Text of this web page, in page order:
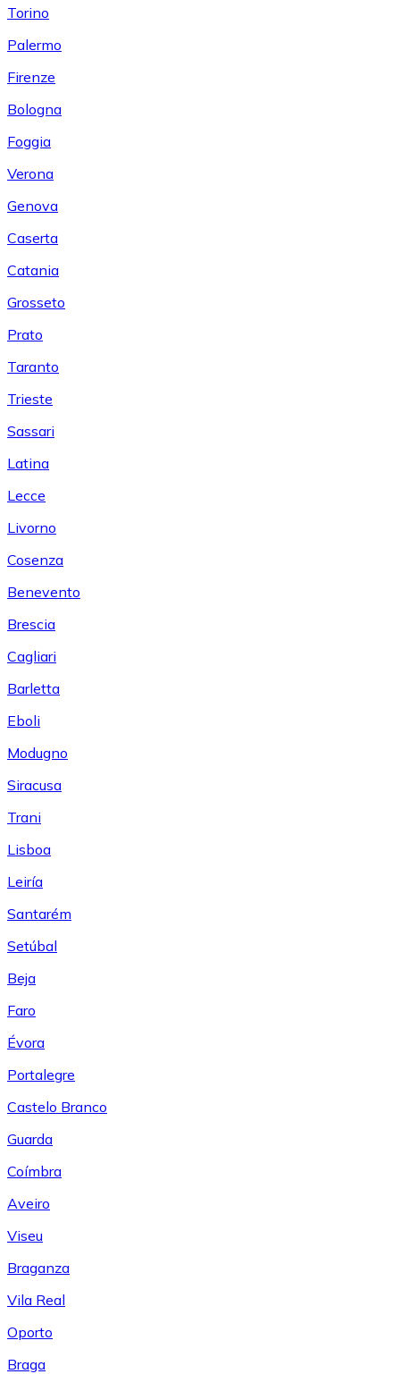
Torino
Palermo
Firenze
Bologna
Foggia
Verona
Genova
Caserta
Catania
Grosseto
Prato
Taranto
Trieste
Sassari
Latina
Lecce
Livorno
Cosenza
Benevento
Brescia
Cagliari
Barletta
Eboli
Modugno
Siracusa
Trani
Lisboa
Leiría
Santarém
Setúbal
Beja
Faro
Évora
Portalegre
Castelo Branco
Guarda
Coímbra
Aveiro
Viseu
Braganza
Vila Real
Oporto
Braga